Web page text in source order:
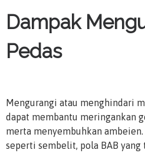
Dampak
Pedas
Mengurangi atau menghindari
dapat membantu meringankan
merta menyembuhkan
seperti sembelit, pola BAB yang